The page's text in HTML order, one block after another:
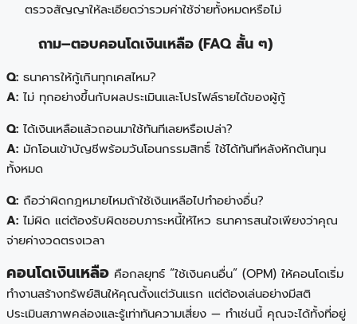
ตรวจสัญญาให้ละเอียดว่ารวมค่าใช้จ่ายทั้งหมดหรือไม่
ถาม–ตอบคอนโดเงินเหลือ (FAQ สั้น ๆ)
Q: ธนาคารให้กู้เกินทุกเคสไหม?
A: ไม่ ทุกอย่างขึ้นกับผลประเมินและโปรไฟล์รายได้ของผู้กู้
Q: ได้เงินเหลือแล้วถอนมาใช้ทันทีเลยหรือเปล่า?
A: มักโอนเข้าบัญชีพร้อมวันโอนกรรมสิทธิ์ ใช้ได้ทันทีหลังหักต้นทุน
ทั้งหมด
Q: ถือว่าผิดกฎหมายไหมถ้าใช้เงินเหลือไปทำอย่างอื่น?
A: ไม่ผิด แต่ต้องรับผิดชอบภาระหนี้ให้ไหว ธนาคารสนใจเพียงว่าคุณ
จ่ายค่างวดตรงเวลา
คอนโดเงินเหลือ คือกลยุทธ์ “ใช้เงินคนอื่น” (OPM) ให้คอนโดเริ่ม
ทำงานสร้างทรัพย์สินให้คุณตั้งแต่วันแรก แต่ต้องเล่นอย่างมีสติ
ประเมินสภาพคล่องและรู้เท่าทันความเสี่ยง — ทำเช่นนี้ คุณจะได้ทั้งที่อยู่